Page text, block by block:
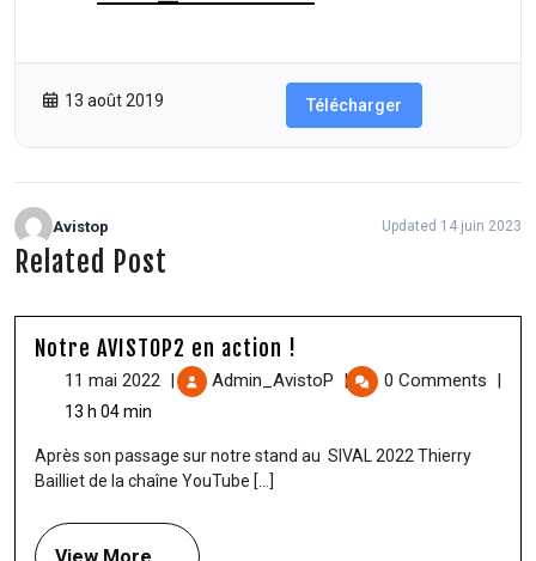
13 août 2019 Télécharger
Avistop Updated 14 juin 2023
Related Post
Notre AVISTOP2 en action !
11 mai 2022 | Admin_AvistoP | 0 Comments |
13 h 04 min
Après son passage sur notre stand au SIVAL 2022 Thierry
Bailliet de la chaîne YouTube [...]